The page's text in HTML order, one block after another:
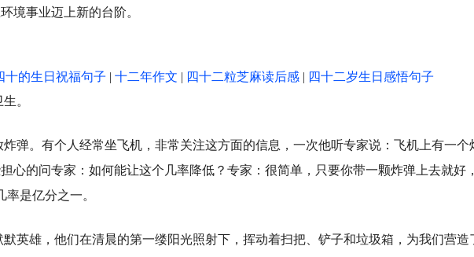
境事业迈上新的台阶。
十的生日祝福句子 | 十二年作文 | 四十二粒芝麻读后感 | 四十二岁生日感悟句子
。
弹。有个人经常坐飞机，非常关注这方面的信息，一次他听专家说：飞机上有一个
心的问专家：如何能让这个几率降低？专家：很简单，只要你带一颗炸弹上去就好
是亿分之一。
英雄，他们在清晨的第一缕阳光照射下，挥动着扫把、铲子和垃圾箱，为我们营造